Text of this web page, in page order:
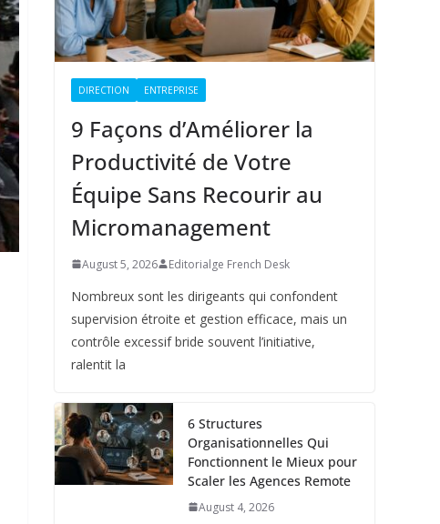
DIRECTION ENTREPRISE
9 Façons d’Améliorer la
Productivité de Votre
Équipe Sans Recourir au
Micromanagement
August 5, 2026 Editorialge French Desk
Nombreux sont les dirigeants qui confondent
supervision étroite et gestion efficace, mais un
contrôle excessif bride souvent l’initiative,
ralentit la
6 Structures
Organisationnelles Qui
Fonctionnent le Mieux pour
Scaler les Agences Remote
August 4, 2026